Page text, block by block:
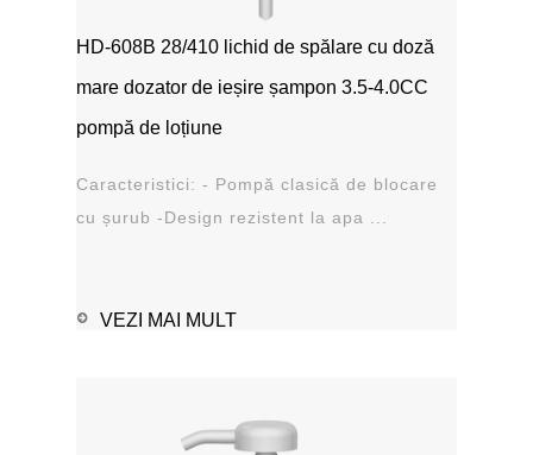
HD-608B 28/410 lichid de spălare cu doză
mare dozator de ieșire șampon 3.5-4.0CC
pompă de loțiune
Caracteristici: - Pompă clasică de blocare
cu șurub -Design rezistent la apa ...
VEZI MAI MULT